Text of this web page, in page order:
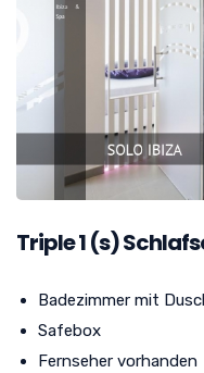
Triple1(s)
Badezimmer mit
Safebox
Fernseher vorhanden